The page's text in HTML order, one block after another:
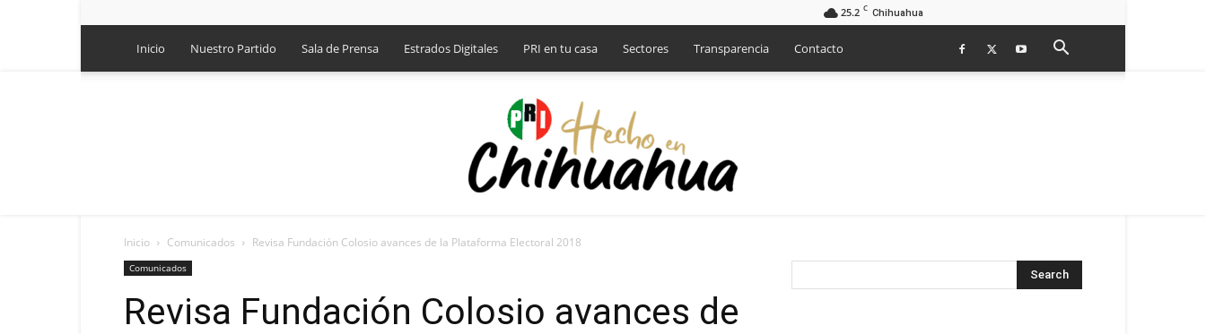
25.2 C Chihuahua
Inicio Nuestro Partido Sala de Prensa Estrados Digitales PRI en tu casa Sectores Transparencia Contacto
Inicio Comunicados Revisa Fundación Colosio avances de la Plataforma Electoral 2018
Comunicados
Revisa Fundación Colosio avances de